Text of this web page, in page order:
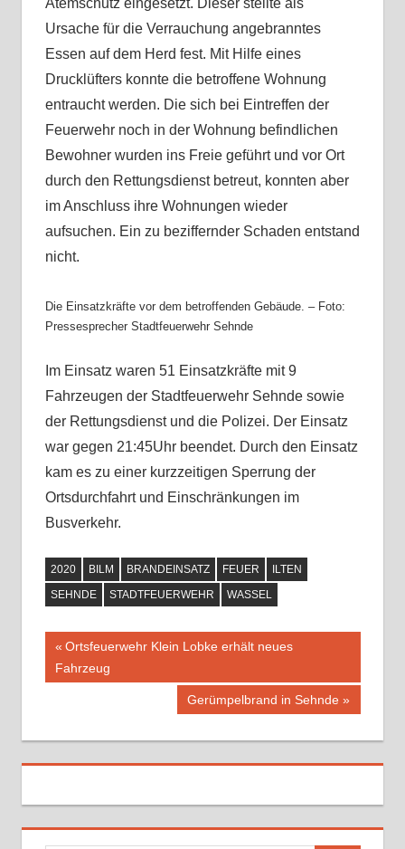
Atemschutz eingesetzt. Dieser stellte als
Ursache für die Verrauchung angebranntes
Essen auf dem Herd fest. Mit Hilfe eines
Drucklüfters konnte die betroffene Wohnung
entraucht werden. Die sich bei Eintreffen der
Feuerwehr noch in der Wohnung befindlichen
Bewohner wurden ins Freie geführt und vor Ort
durch den Rettungsdienst betreut, konnten aber
im Anschluss ihre Wohnungen wieder
aufsuchen. Ein zu beziffernder Schaden entstand
nicht.
Die Einsatzkräfte vor dem betroffenden Gebäude. – Foto:
Pressesprecher Stadtfeuerwehr Sehnde
Im Einsatz waren 51 Einsatzkräfte mit 9
Fahrzeugen der Stadtfeuerwehr Sehnde sowie
der Rettungsdienst und die Polizei. Der Einsatz
war gegen 21:45Uhr beendet. Durch den Einsatz
kam es zu einer kurzzeitigen Sperrung der
Ortsdurchfahrt und Einschränkungen im
Busverkehr.
2020 BILM BRANDEINSATZ FEUER
ILTEN
SEHNDE
STADTFEUERWEHR WASSEL
Beitragsnavigation
Vorheriger
Beitrag:
Ortsfeuerwehr Klein Lobke erhält neues
Fahrzeug
Nächster
Gerümpelbrand in Sehnde